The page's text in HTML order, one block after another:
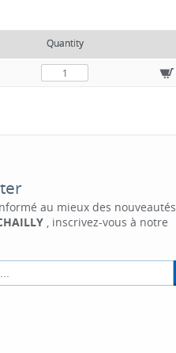
Quantity
au mieux des nouveautés
, inscrivez-vous à notre